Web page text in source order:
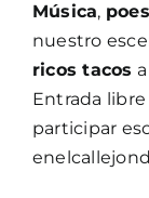
Música,
nuestro
ricos tacos
Entrada
participar